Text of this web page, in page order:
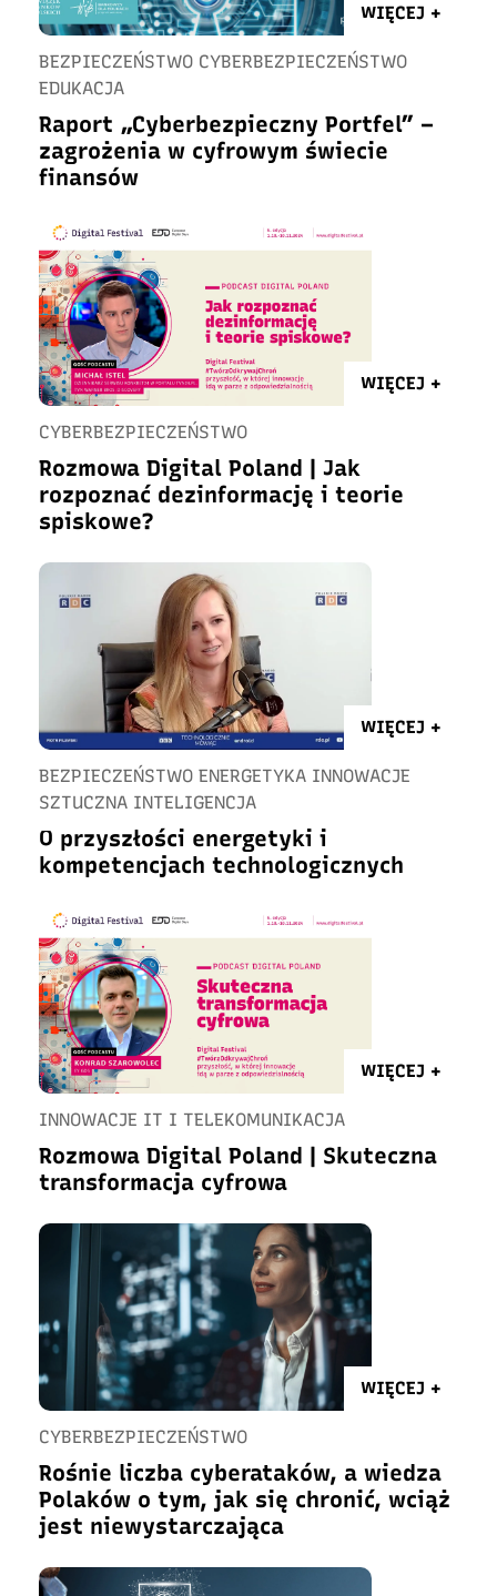
WIĘCEJ +
BEZPIECZEŃSTWO CYBERBEZPIECZEŃSTWO
EDUKACJA
Raport „Cyberbezpieczny Portfel” –
zagrożenia w cyfrowym świecie
finansów
WIĘCEJ +
CYBERBEZPIECZEŃSTWO
Rozmowa Digital Poland | Jak
rozpoznać dezinformację i teorie
spiskowe?
WIĘCEJ +
BEZPIECZEŃSTWO ENERGETYKA INNOWACJE
SZTUCZNA INTELIGENCJA
O przyszłości energetyki i
kompetencjach technologicznych
WIĘCEJ +
INNOWACJE IT I TELEKOMUNIKACJA
Rozmowa Digital Poland | Skuteczna
transformacja cyfrowa
WIĘCEJ +
CYBERBEZPIECZEŃSTWO
Rośnie liczba cyberataków, a wiedza
Polaków o tym, jak się chronić, wciąż
jest niewystarczająca